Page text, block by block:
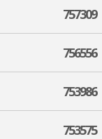
757309
756556
753986
753575